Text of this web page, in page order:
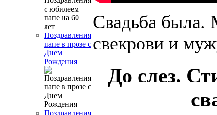
Поздравления
папе в прозе с
Днем
Рождения
Поздравления
Свадьба была.
свекрови и
До слез.